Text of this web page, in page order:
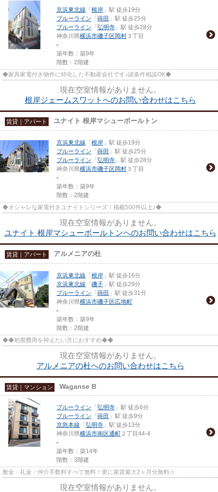
京浜東北線 「 根岸 」駅 徒歩19分
ブルーライン 「 蒔田 」駅 徒歩25分
ブルーライン 「 弘明寺 」駅 徒歩28分
神奈川県横浜市磯子区 岡村 ３丁目
-
築年数：築9年
階数：2階建
◆家具家電付き物件に特化した不動産会社です♪諸条件相談OK◆
現在空室情報がありません。
根岸ジェームスワットへのお問い合わせはこちら
賃貸｜アパート ユナイト 根岸マシューボールトン
京浜東北線 「 根岸 」駅 徒歩19分
ブルーライン 「 蒔田 」駅 徒歩25分
ブルーライン 「 弘明寺 」駅 徒歩28分
神奈川県横浜市磯子区 岡村 ３丁目
-
築年数：築9年
階数：2階建
◆オシャレな家電付きユナイトシリーズ！掲載500件以上♪◆
現在空室情報がありません。
ユナイト 根岸マシューボールトンへのお問い合わせはこちら
賃貸｜アパート アルメニアの杜
京浜東北線 「 根岸 」駅 徒歩16分
京浜東北線 「 磯子 」駅 徒歩29分
ブルーライン 「 蒔田 」駅 徒歩31分
神奈川県横浜市磯子区広地町
-
築年数：築9年
階数：2階建
◆◆初期費用を抑えたい方におすすめ◆◆
現在空室情報がありません。
アルメニアの杜へのお問い合わせはこちら
賃貸｜マンション Waganse B
ブルーライン 「 弘明寺 」駅 徒歩6分
ブルーライン 「 蒔田 」駅 徒歩9分
京急本線 「 弘明寺 」駅 徒歩13分
神奈川県横浜市南区通町 ２丁目44-4
-
築年数：築14年
階数：3階建
敷金・礼金・仲介手数料すべて無料！更に家賃最大2ヶ月分無料☆
現在空室情報がありません。